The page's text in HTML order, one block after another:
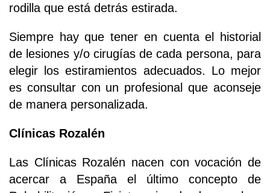
rodilla que está detrás estirada.
Siempre hay que tener en cuenta el historial
de lesiones y/o cirugías de cada persona, para
elegir los estiramientos adecuados. Lo mejor
es consultar con un profesional que aconseje
de manera personalizada.
Clínicas Rozalén
Las Clínicas Rozalén nacen con vocación de
acercar a España el último concepto de